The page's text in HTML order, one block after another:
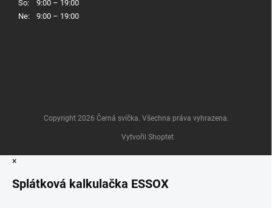
So:
9:00 – 19:00
Ne:
9:00 – 19:00
Vytvořil Shoptet
Copyright 2026 Černá svíčka. Všechna práva vyhrazena.
×
Splátková kalkulačka ESSOX